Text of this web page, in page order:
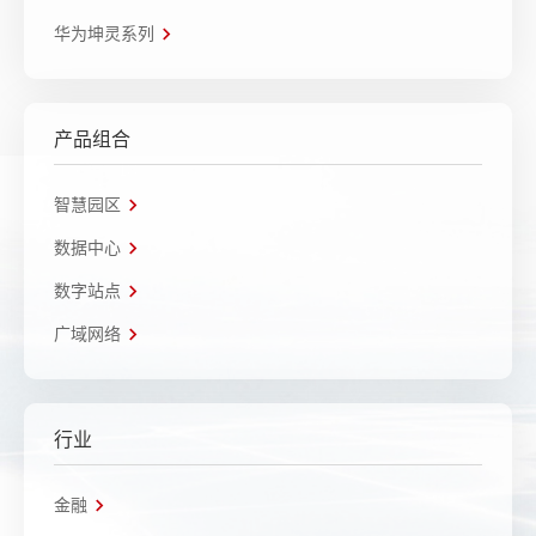
华为坤灵系列
产品组合
智慧园区
数据中心
数字站点
广域网络
行业
金融